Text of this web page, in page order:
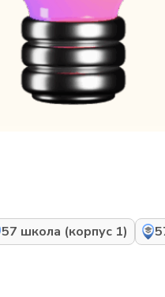
57 школа (корпус 1)